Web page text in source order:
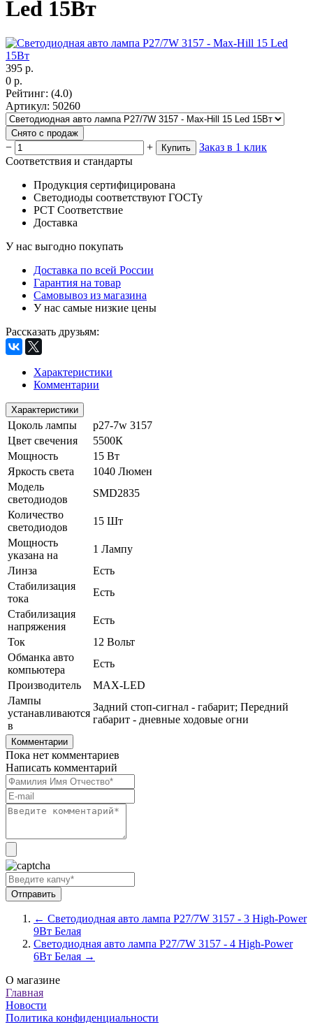
Led 15Вт
395 р.
0 р.
Рейтинг: (4.0)
Артикул: 50260
Снято с продаж
− + Купить
Заказ в 1 клик
Соответствия и стандарты
Продукция сертифицирована
Светодиоды соответствуют ГОСТу
РСТ Соответствие
Доставка
У нас выгодно покупать
Доставка по всей России
Гарантия на товар
Самовывоз из магазина
У нас самые низкие цены
Рассказать друзьям:
Характеристики
Комментарии
Характеристики
Цоколь лампы
p27-7w 3157
Цвет свечения
5500К
Мощность
15 Вт
Яркость света
1040 Люмен
Модель
светодиодов
SMD2835
Количество
светодиодов
15 Шт
Мощность
указана на
1 Лампу
Линза
Есть
Стабилизация
тока
Есть
Стабилизация
напряжения
Есть
Ток
12 Вольт
Обманка авто
компьютера
Есть
Производитель
MAX-LED
Лампы
устанавливаются
в
Задний стоп-сигнал - габарит; Передний
габарит - дневные ходовые огни
Комментарии
Пока нет комментариев
Написать комментарий
← Светодиодная авто лампа P27/7W 3157 - 3 High-Power
9Вт Белая
Светодиодная авто лампа P27/7W 3157 - 4 High-Power
6Вт Белая →
О магазине
Главная
Новости
Политика конфиденциальности